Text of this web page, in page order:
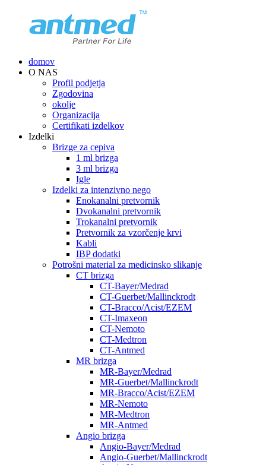
domov
O NAS
Profil podjetja
Zgodovina
okolje
Organizacija
Certifikati izdelkov
Izdelki
Brizge za cepiva
1 ml brizga
3 ml brizga
Igle
Izdelki za intenzivno nego
Enokanalni pretvornik
Dvokanalni pretvornik
Trokanalni pretvornik
Pretvornik za vzorčenje krvi
Kabli
IBP dodatki
Potrošni material za medicinsko slikanje
CT brizga
CT-Bayer/Medrad
CT-Guerbet/Mallinckrodt
CT-Bracco/Acist/EZEM
CT-Imaxeon
CT-Nemoto
CT-Medtron
CT-Antmed
MR brizga
MR-Bayer/Medrad
MR-Guerbet/Mallinckrodt
MR-Bracco/Acist/EZEM
MR-Nemoto
MR-Medtron
MR-Antmed
Angio brizga
Angio-Bayer/Medrad
Angio-Guerbet/Mallinckrodt